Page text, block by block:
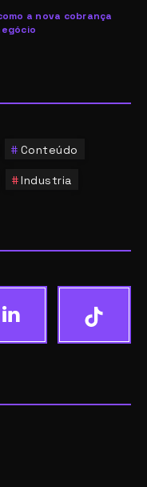
a nova cobrança
Conteúdo
Industria